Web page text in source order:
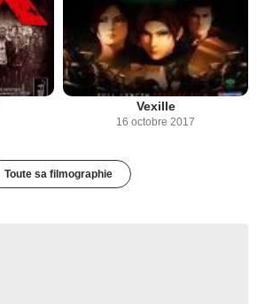
Vexille
16 octobre 2017
Toute sa filmographie